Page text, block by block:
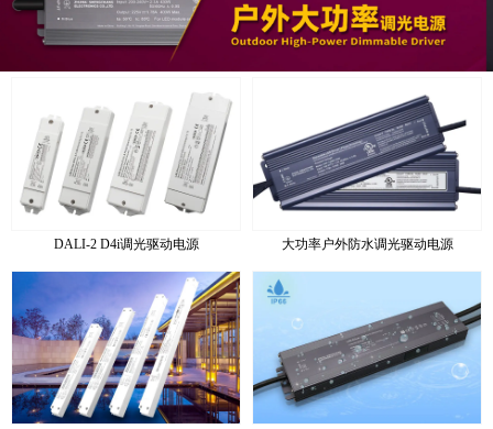
DALI-2 D4i调光驱动电源 大功率户外防水调光驱动电源